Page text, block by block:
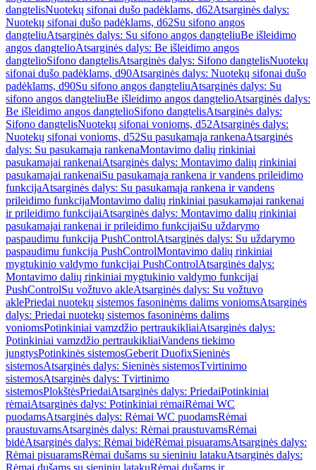
dangtelisNuotekų sifonai dušo padėklams, d62Atsarginės dalys:
Nuotekų sifonai dušo padėklams, d62Su sifono angos
dangteliuAtsarginės dalys: Su sifono angos dangteliuBe išleidimo
angos dangtelioAtsarginės dalys: Be išleidimo angos
dangtelioSifono dangtelisAtsarginės dalys: Sifono dangtelisNuotekų
sifonai dušo padėklams, d90Atsarginės dalys: Nuotekų sifonai dušo
padėklams, d90Su sifono angos dangteliuAtsarginės dalys: Su
sifono angos dangteliuBe išleidimo angos dangtelioAtsarginės dalys:
Be išleidimo angos dangtelioSifono dangtelisAtsarginės dalys:
Sifono dangtelisNuotekų sifonai vonioms, d52Atsarginės dalys:
Nuotekų sifonai vonioms, d52Su pasukamąja rankenaAtsarginės
dalys: Su pasukamąja rankenaMontavimo dalių rinkiniai
pasukamajai rankenaiAtsarginės dalys: Montavimo dalių rinkiniai
pasukamajai rankenaiSu pasukamąja rankena ir vandens prileidimo
funkcijaAtsarginės dalys: Su pasukamąja rankena ir vandens
prileidimo funkcijaMontavimo dalių rinkiniai pasukamajai rankenai
ir prileidimo funkcijaiAtsarginės dalys: Montavimo dalių rinkiniai
pasukamajai rankenai ir prileidimo funkcijaiSu uždarymo
paspaudimu funkcija PushControlAtsarginės dalys: Su uždarymo
paspaudimu funkcija PushControlMontavimo dalių rinkiniai
mygtukinio valdymo funkcijai PushControlAtsarginės dalys:
Montavimo dalių rinkiniai mygtukinio valdymo funkcijai
PushControlSu vožtuvo akleAtsarginės dalys: Su vožtuvo
aklePriedai nuotekų sistemos fasoninėms dalims voniomsAtsarginės
dalys: Priedai nuotekų sistemos fasoninėms dalims
voniomsPotinkiniai vamzdžio pertraukikliaiAtsarginės dalys:
Potinkiniai vamzdžio pertraukikliaiVandens tiekimo
jungtysPotinkinės sistemosGeberit DuofixSieninės
sistemosAtsarginės dalys: Sieninės sistemosTvirtinimo
sistemosAtsarginės dalys: Tvirtinimo
sistemosPlokštėsPriedaiAtsarginės dalys: PriedaiPotinkiniai
rėmaiAtsarginės dalys: Potinkiniai rėmaiRėmai WC
puodamsAtsarginės dalys: Rėmai WC puodamsRėmai
praustuvamsAtsarginės dalys: Rėmai praustuvamsRėmai
bidėAtsarginės dalys: Rėmai bidėRėmai pisuaramsAtsarginės dalys:
Rėmai pisuaramsRėmai dušams su sieniniu latakuAtsarginės dalys:
Rėmai dušams su sieniniu latakuRėmai dušams ir